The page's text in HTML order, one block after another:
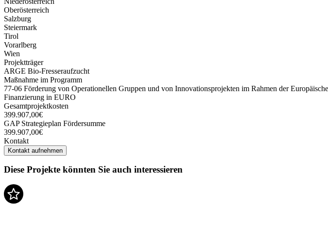
Oberösterreich
Salzburg
Steiermark
Tirol
Vorarlberg
Wien
Projektträger
ARGE Bio-Fresseraufzucht
Maßnahme im Programm
77-06 Förderung von Operationellen Gruppen und von Innovationsprojekten im Rahmen der
Finanzierung in EURO
Gesamtprojektkosten
399.907,00€
GAP Strategieplan Fördersumme
399.907,00€
Kontakt
Kontakt aufnehmen
Diese Projekte könnten Sie auch interessieren